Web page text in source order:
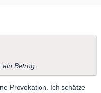
ein Betrug.
Provokation. Ich schätze